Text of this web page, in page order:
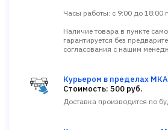
Часы работы: с 9:00 до 18:00
Наличие товара в пункте
гарантируется без
согласования с нашим
Курьером в пределах
Стоимость: 500 руб.
Доставка производится по